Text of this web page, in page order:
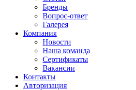
Бренды
Вопрос-ответ
Галерея
Компания
Новости
Наша команда
Сертификаты
Вакансии
Контакты
Авторизация